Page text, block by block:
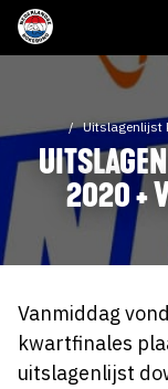
Uitslagenlijst
2020 +
Vanmiddag
kwartfinales
uitslagenlijst